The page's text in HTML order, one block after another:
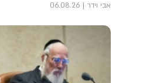
אבי וידר 06.08.26